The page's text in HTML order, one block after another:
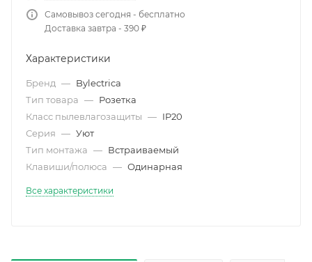
Самовывоз сегодня - бесплатно
Доставка завтра - 390 ₽
Характеристики
Бренд — Bylectrica
Тип товара — Розетка
Класс пылевлагозащиты — IP20
Серия — Уют
Тип монтажа — Встраиваемый
Клавиши/полюса — Одинарная
Все характеристики